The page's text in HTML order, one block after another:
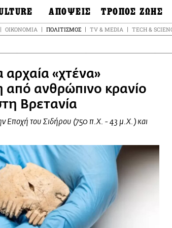
&
ΑΠΟΨΕΙΣ
Ιδέες
Οπτική Γωνία
Επιστολές
ΤΡΟΠΟΣ ΖΩΗΣ
Μόδα & Στυλ
Υγεία & Σώμα
Living
Αγορά
ΟΙΚΟΝΟΜΊΑ ΠΟΛΙΤΙΣΜΌΣ TV & MEDIA TECH &
αρχαία «χτένα»
ανθρώπινο κρανίο
Βρετανία
Εποχή του Σιδήρου (750 π.Χ. - 43 μ.Χ.) και